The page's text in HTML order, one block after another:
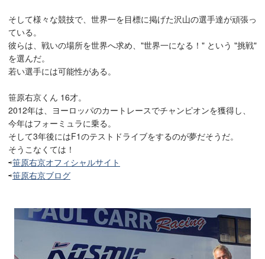
そして様々な競技で、世界一を目標に掲げた沢山の選手達が頑張っ
ている。
彼らは、戦いの場所を世界へ求め、"世界一になる！" という "挑戦"
を選んだ。
若い選手には可能性がある。
笹原右京くん 16才。
2012年は、ヨーロッパのカートレースでチャンピオンを獲得し、
今年はフォーミュラに乗る。
そして3年後にはF1のテストドライブをするのが夢だそうだ。
そうこなくては！
⇨笹原右京オフィシャルサイト
⇨笹原右京ブログ